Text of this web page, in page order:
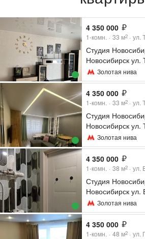
4 350 000
1-комн. 33 м2 ул.
Студия
Новосибирск
49/2 (33.0 м²)
Золотая нива
4 350 000
1-комн. 33 м2 ул.
Студия
Новосибирск
(33.0 м²)
Золотая нива
4 350 000
1-комн. 38 м2 ул.
Студия
Новосибирск
13/3 (38.7 м²)
Золотая нива
4 350 000
1-комн. 48 м2 ул.